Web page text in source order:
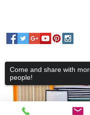
Come and share with
people!